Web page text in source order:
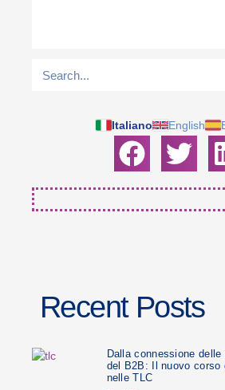
Italiano English
Recent Posts
Dalla connessione
del B2B: Il nuovo corso
nelle TLC